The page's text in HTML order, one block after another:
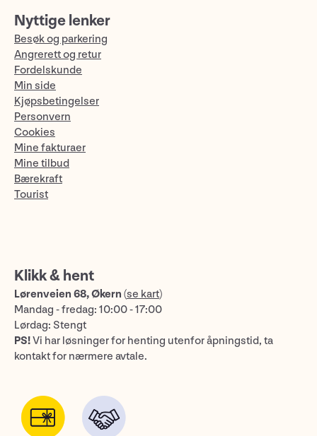
Nyttige lenker
Besøk og parkering
Angrerett og retur
Fordelskunde
Min side
Kjøpsbetingelser
Personvern
Cookies
Mine fakturaer
Mine tilbud
Bærekraft
Tourist
Klikk & hent
Lørenveien 68, Økern (se kart)
Mandag - fredag: 10:00 - 17:00
Lørdag: Stengt
PS!Vi har løsninger for henting utenfor åpningstid, ta
kontakt for nærmere avtale.